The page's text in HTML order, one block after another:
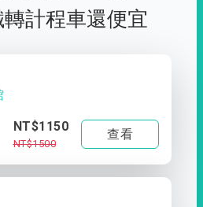
計程車還便宜
NT$1150
NT$1500
查看